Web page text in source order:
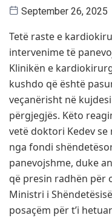
September 26, 2025
Tetë raste e
intervenime të
Klinikën e
kushdo që është
veçanërisht në
përgjegjës. Këto
vetë doktori Kedev
nga fondi
panevojshme, duke
që presin radhën për
Ministri i
posaçëm për t’i